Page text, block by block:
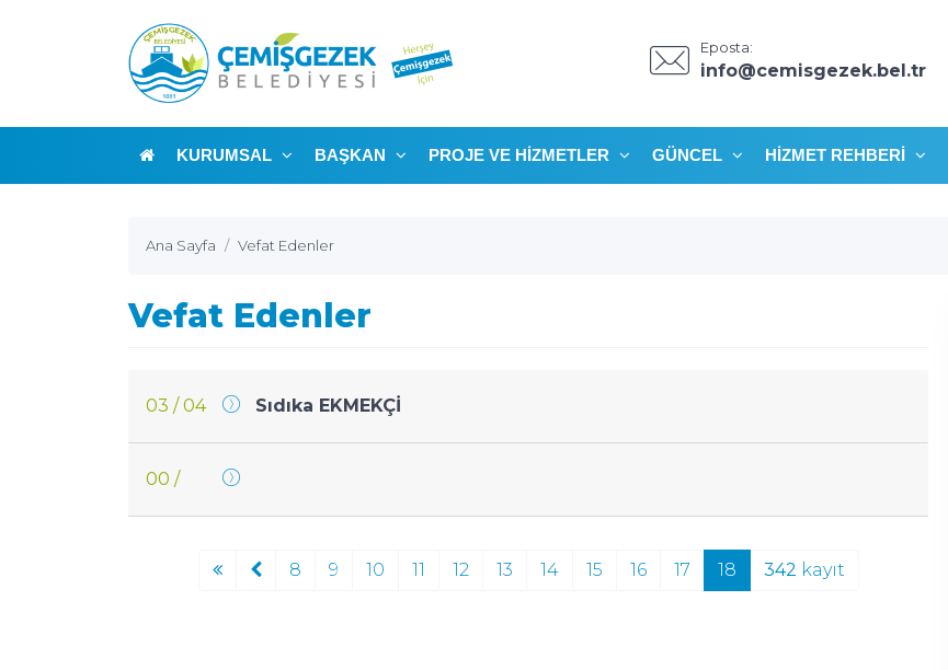
Eposta:
info@cemisgezek.bel.tr
KURUMSAL BAŞKAN PROJE VE HIZMETLER GÜNCEL HIZMET REHBERI
Ana Sayfa Vefat Edenler
Vefat Edenler
03 / 04 Sıdıka EKMEKÇİ
00 /
8 9 10 11 12 13 14 15 16 17 18 342 kayıt